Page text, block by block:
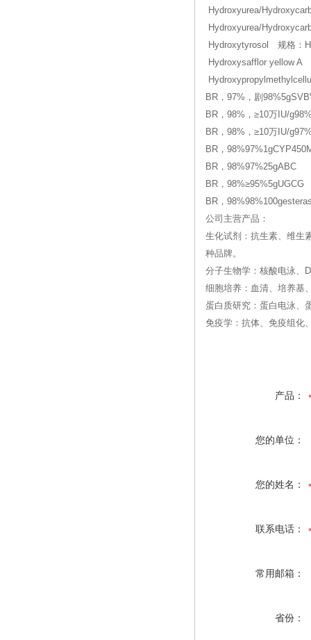
Hydroxyurea/
Hydroxyurea/
Hydroxytyrosol 规格：
Hydroxysafflor yellow A
BR，97%，剧
BR，98%，≥10万IU/
BR，98%，≥10万IU/
BR，
BR，98%97%25gABC
BR，98%≥95%5gUGCG
BR，
公司主营产品：
生化试剂：抗生素、维生
种品牌。
分子生物学：核酸电泳、
细胞培养：血清、培养基
蛋白质研究：蛋白电泳、
免疫学：抗体、免疫组化
产品：
您的单位：
您的姓名：
联系电话：
常用邮箱：
省份：